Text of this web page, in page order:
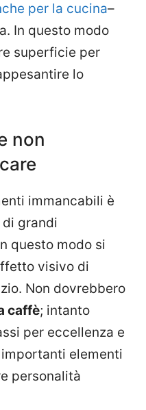
per la cucina–
In questo modo
superficie per
lo
non
immancabili è
grandi
questo modo si
visivo di
Non dovrebbero
caffè; intanto
per eccellenza e
elementi
personalità